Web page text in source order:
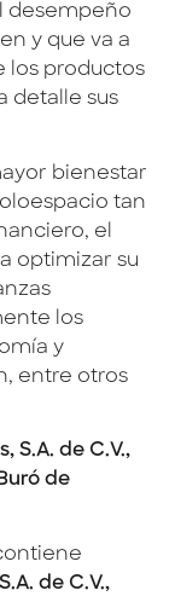
desempeño
y que va a
los productos
detalle sus
bienestar
tan
el
optimizar su
los
y
entre otros
S.A. de C.V.,
de
de C.V.,